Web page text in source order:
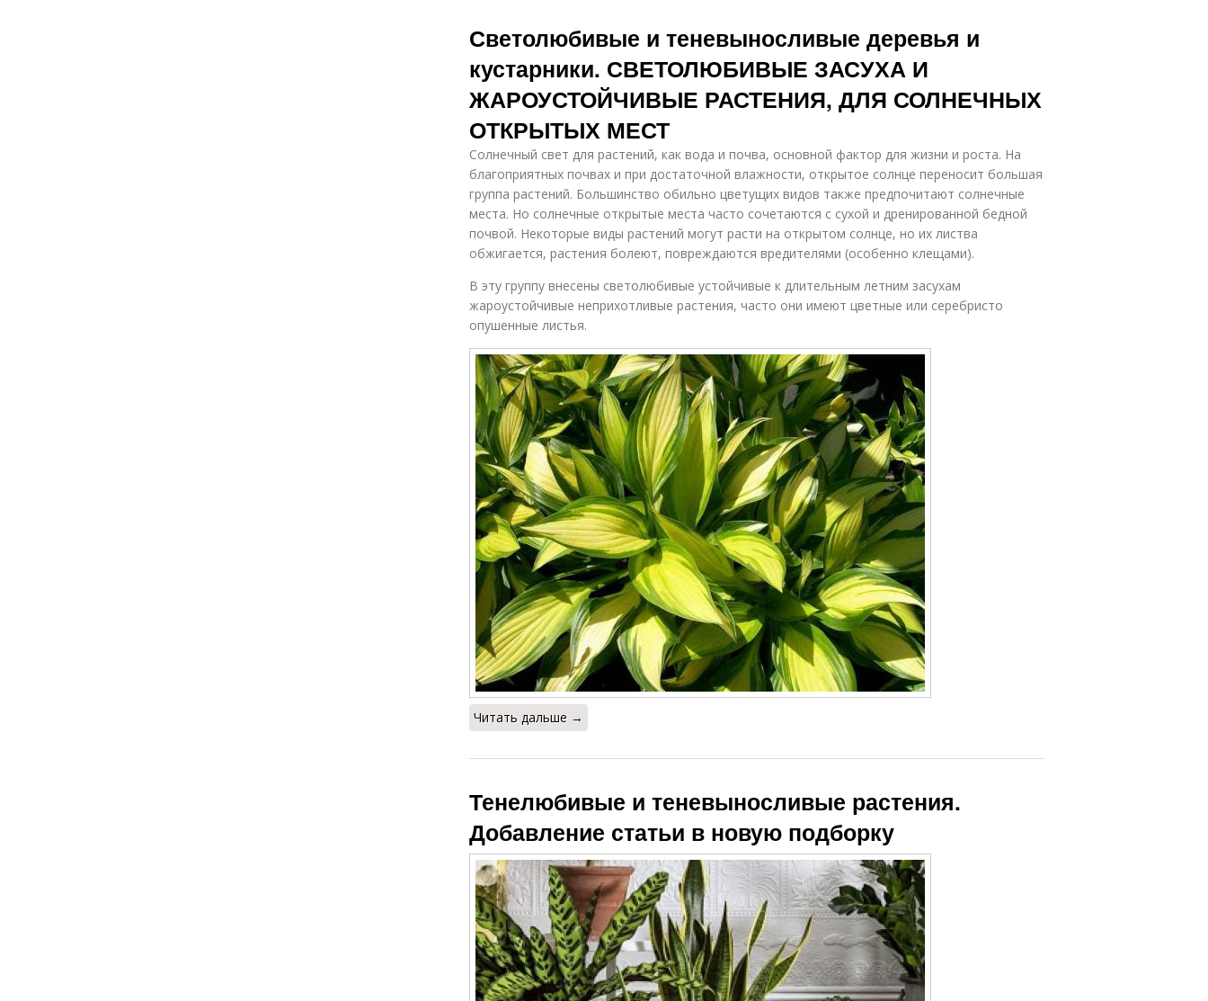
Светолюбивые и теневыносливые деревья и
кустарники. СВЕТОЛЮБИВЫЕ ЗАСУХА И
ЖАРОУСТОЙЧИВЫЕ РАСТЕНИЯ, ДЛЯ СОЛНЕЧНЫХ
ОТКРЫТЫХ МЕСТ
Солнечный свет для растений, как вода и почва, основной фактор для жизни и роста. На
благоприятных почвах и при достаточной влажности, открытое солнце переносит большая
группа растений. Большинство обильно цветущих видов также предпочитают солнечные
места. Но солнечные открытые места часто сочетаются с сухой и дренированной бедной
почвой. Некоторые виды растений могут расти на открытом солнце, но их листва
обжигается, растения болеют, повреждаются вредителями (особенно клещами).
В эту группу внесены светолюбивые устойчивые к длительным летним засухам
жароустойчивые неприхотливые растения, часто они имеют цветные или серебристо
опушенные листья.
Читать дальше →
Тенелюбивые и теневыносливые растения.
Добавление статьи в новую подборку